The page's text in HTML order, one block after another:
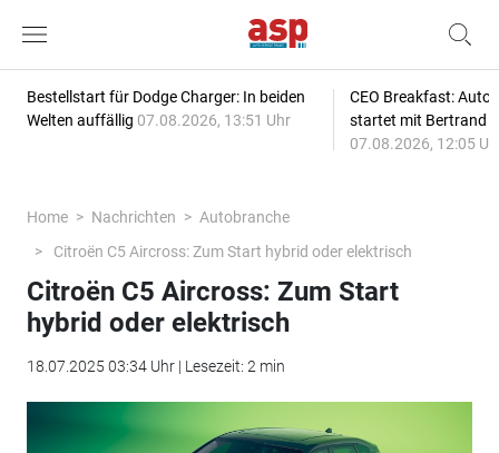
Bestellstart für Dodge Charger: In beiden
Welten auffällig 07.08.2026, 13:51 Uhr
CEO Breakfast:
startet mit Bertrand
07.08.2026, 12:05
Home Nachrichten
Autobranche
Citroën C5 Aircross: Zum Start hybrid oder elektrisch
Citroën C5 Aircross: Zum Start
hybrid oder elektrisch
18.07.2025 03:34 Uhr | Lesezeit: 2 min